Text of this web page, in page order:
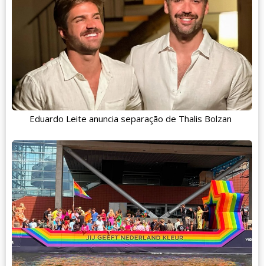
Eduardo Leite anuncia separação de Thalis Bolzan